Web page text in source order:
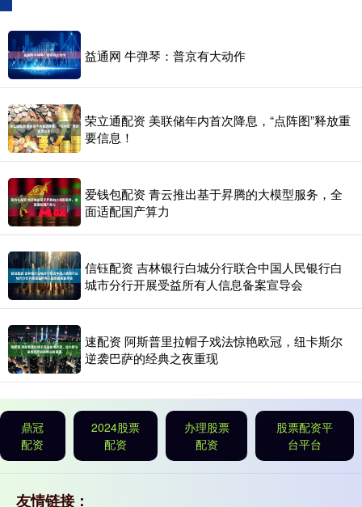
益通网 牛弹琴：普京有大动作
荣立通配资 美联储年内首次降息，“点阵图”释放重
要信息！
爱钱包配资 青云推出基于昇腾的大模型服务，全
面适配国产算力
信钰配资 吉林银行白城分行联合中国人民银行白
城市分行开展受益所有人信息备案宣导会
速配资 阿斯普里拉帽子戏法惊艳欧冠，纽卡斯尔
逆袭巴萨的经典之夜重现
鼎冠
配资
2024股票
配资
办理股票
配资
股票配资平
台平台
友情链接：